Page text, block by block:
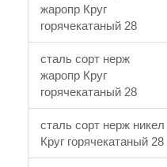
жаропр Круг
горячекатаный 28
сталь сорт нерж
жаропр Круг
горячекатаный 28
сталь сорт нерж никел
Круг горячекатаный 28